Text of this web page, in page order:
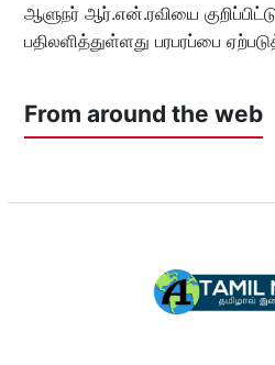
ஆளுநர் ஆர்.என்.ரவியை
பதிலளித்துள்ளது பரபரப்பை
From around the web